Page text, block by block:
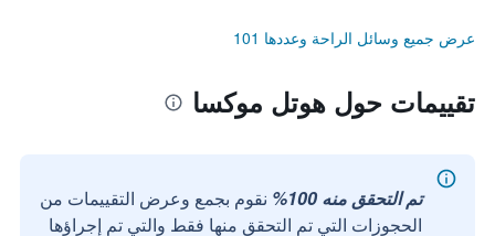
عرض جميع وسائل الراحة وعددها 101
تقييمات حول هوتل موكسا
تم التحقق منه 100%
نقوم بجمع وعرض التقييمات من
الحجوزات التي تم التحقق منها فقط والتي تم إجراؤها